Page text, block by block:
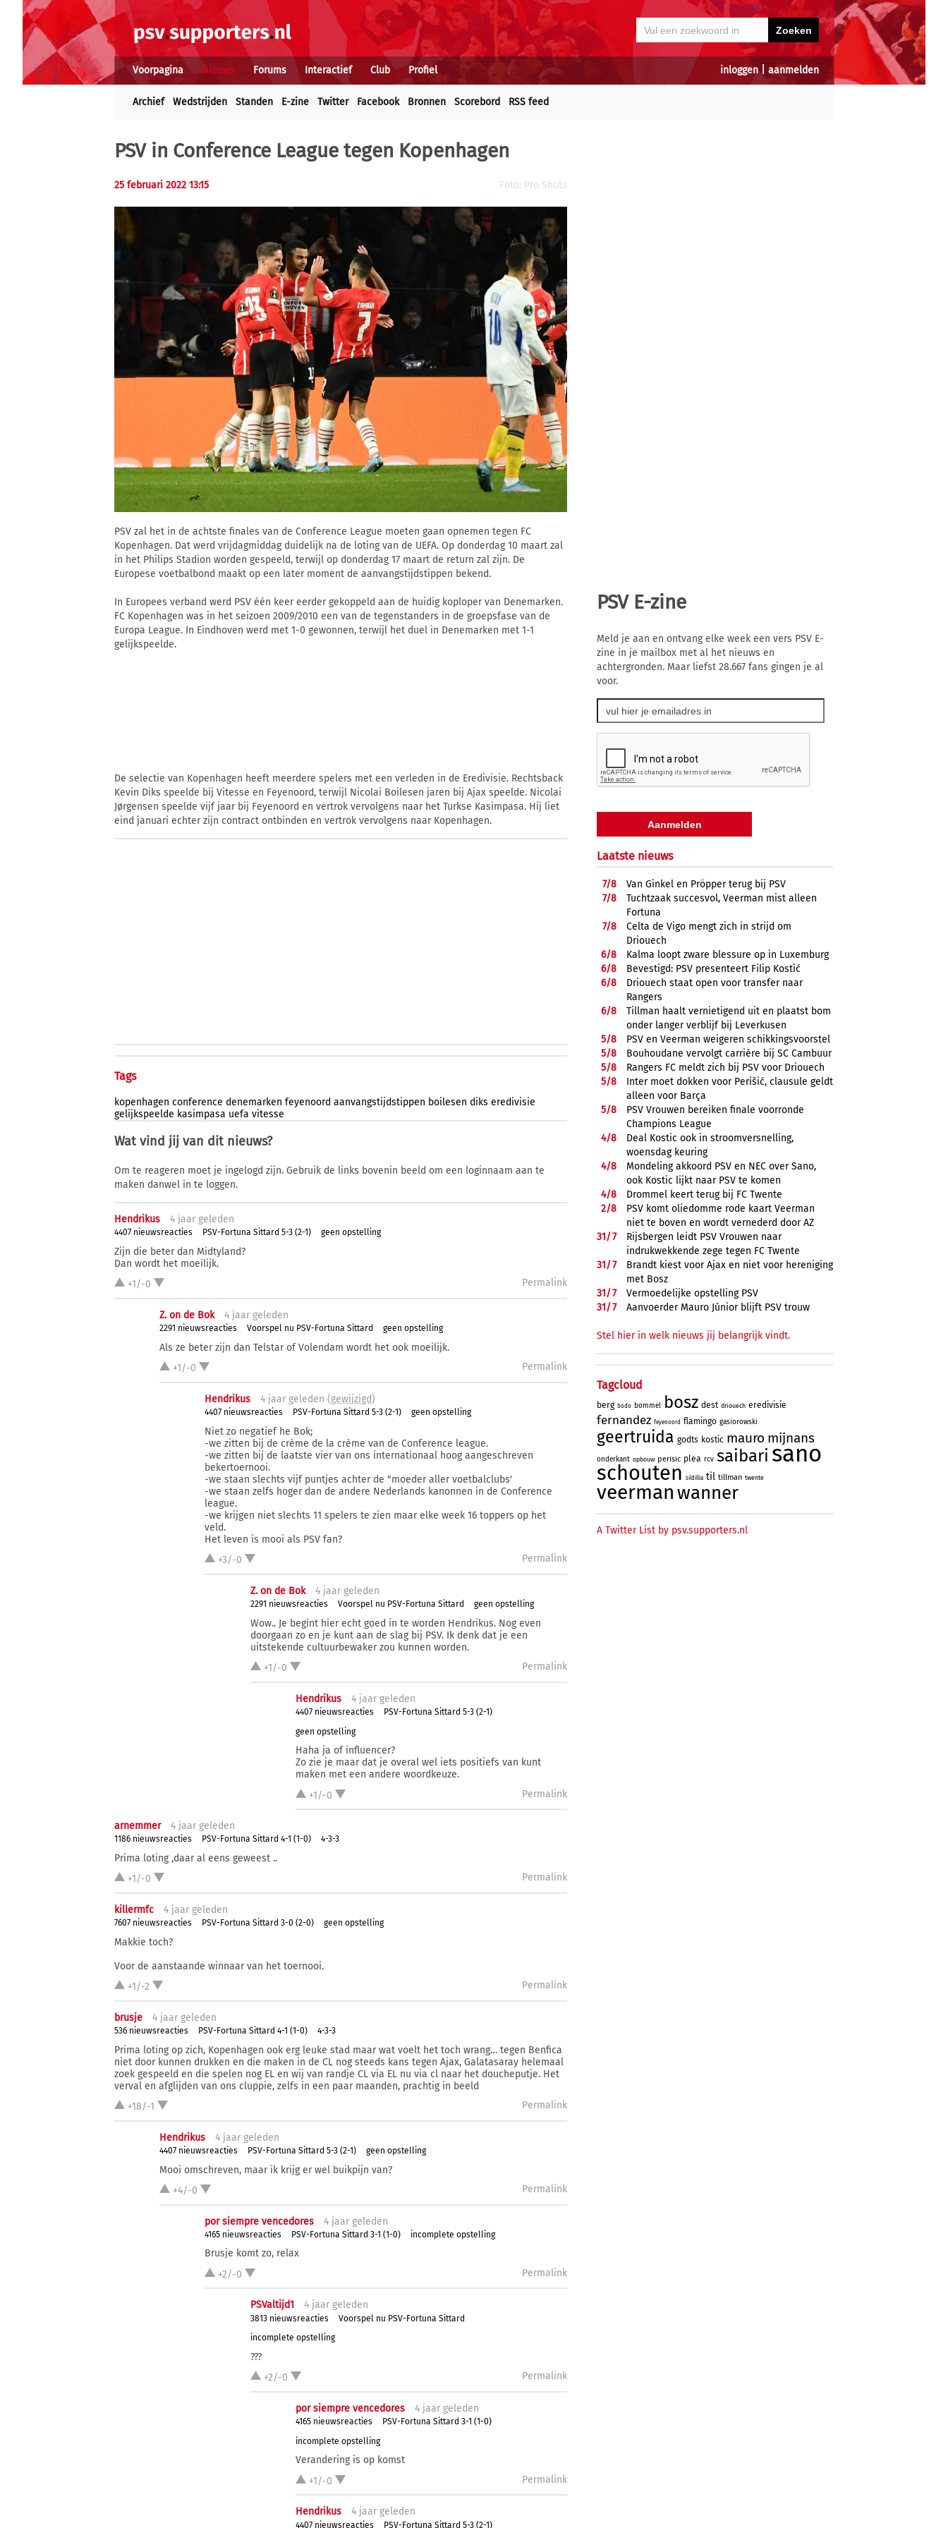
inloggen| aanmelden
Voorpagina Nieuws Forums Interactief Club Profiel
Archief Wedstrijden Standen E-zine Twitter Facebook Bronnen Scorebord RSS feed
PSV in Conference League tegen Kopenhagen
25 februari 2022 13:15 Foto: Pro Shots
PSV zal het in de achtste finales van de Conference League moeten gaan opnemen tegen FC
Kopenhagen. Dat werd vrijdagmiddag duidelijk na de loting van de UEFA. Op donderdag 10 maart zal
in het Philips Stadion worden gespeeld, terwijl op donderdag 17 maart de return zal zijn. De
Europese voetbalbond maakt op een later moment de aanvangstijdstippen bekend.
In Europees verband werd PSV één keer eerder gekoppeld aan de huidig koploper van Denemarken.
FC Kopenhagen was in het seizoen 2009/2010 een van de tegenstanders in de groepsfase van de
Europa League. In Eindhoven werd met 1-0 gewonnen, terwijl het duel in Denemarken met 1-1
gelijkspeelde.
De selectie van Kopenhagen heeft meerdere spelers met een verleden in de Eredivisie. Rechtsback
Kevin Diks speelde bij Vitesse en Feyenoord, terwijl Nicolai Boilesen jaren bij Ajax speelde. Nicolai
Jørgensen speelde vijf jaar bij Feyenoord en vertrok vervolgens naar het Turkse Kasimpasa. Hij liet
eind januari echter zijn contract ontbinden en vertrok vervolgens naar Kopenhagen.
Tags
kopenhagen conference denemarken feyenoord aanvangstijdstippen boilesen diks eredivisie
gelijkspeelde kasimpasa uefa vitesse
Wat vind jij van dit nieuws?
Om te reageren moet je ingelogd zijn. Gebruik de links bovenin beeld om een loginnaam aan te
maken danwel in te loggen.
Hendrikus 4 jaar geleden
4407 nieuwsreacties PSV-Fortuna Sittard 5-3 (2-1) geen opstelling
Zijn die beter dan Midtyland?
Dan wordt het moeilijk.
+1/-0
Permalink
Z. on de Bok 4 jaar geleden
2291 nieuwsreacties Voorspel nu PSV-Fortuna Sittard geen opstelling
Als ze beter zijn dan Telstar of Volendam wordt het ook moeilijk.
+1/-0
Permalink
Hendrikus 4 jaar geleden (gewijzigd)
4407 nieuwsreacties PSV-Fortuna Sittard 5-3 (2-1) geen opstelling
Niet zo negatief he Bok;
-we zitten bij de crème de la crème van de Conference league.
-we zitten bij de laatste vier van ons internationaal hoog aangeschreven
bekertoernooi.
-we staan slechts vijf puntjes achter de "moeder aller voetbalclubs'
-we staan zelfs hoger dan de andere Nederlands kanonnen in de Conference
league.
-we krijgen niet slechts 11 spelers te zien maar elke week 16 toppers op het
veld.
Het leven is mooi als PSV fan?
+3/-0
Permalink
Z. on de Bok 4 jaargeleden
2291 nieuwsreacties Voorspel nu PSV-Fortuna Sittard geen opstelling
Wow.. Je begint hier echt goed in te worden Hendrikus. Nog even
doorgaan zo en je kunt aan de slag bij PSV. Ik denk dat je een
uitstekende cultuurbewaker zou kunnen worden.
+1/-0
Permalink
Hendrikus 4 jaargeleden
4407 nieuwsreacties
PSV-Fortuna Sittard 5-3 (2-1)
geen opstelling
Haha ja of influencer?
Zo zie je maar dat je overal wel iets positiefs van kunt
maken met een andere woordkeuze.
+1/-0
Permalink
arnemmer 4 jaar geleden
1186 nieuwsreacties PSV-Fortuna Sittard 4-1 (1-0) 4-3-3
Prima loting ,daar al eens geweest ..
+1/-0
Permalink
killermfc 4 jaar geleden
7607 nieuwsreacties PSV-Fortuna Sittard 3-0 (2-0) geen opstelling
Makkie toch?
Voor de aanstaande winnaar van het toernooi.
+1/-2
Permalink
brusje 4 jaar geleden
536 nieuwsreacties PSV-Fortuna Sittard 4-1 (1-0) 4-3-3
Prima loting op zich, Kopenhagen ook erg leuke stad maar wat voelt het toch wrang… tegen Benfica
niet door kunnen drukken en die maken in de CL nog steeds kans tegen Ajax, Galatasaray helemaal
zoek gespeeld en die spelen nog EL en wij van randje CL via EL nu via cl naar het doucheputje. Het
verval en afglijden van ons cluppie, zelfs in een paar maanden, prachtig in beeld
+18/-1
Permalink
Hendrikus 4 jaar geleden
4407 nieuwsreacties PSV-Fortuna Sittard 5-3 (2-1) geen opstelling
Mooi omschreven, maar ik krijg er wel buikpijn van?
+4/-0
Permalink
por siempre vencedores 4 jaar geleden
4165 nieuwsreacties PSV-Fortuna Sittard 3-1 (1-0) incomplete opstelling
Brusje komt zo, relax
+2/-0
Permalink
PSValtijd1 4 jaargeleden
3813 nieuwsreacties
Voorspel nu PSV-Fortuna Sittard
incomplete opstelling
???
+2/-0
Permalink
por siempre vencedores 4 jaargeleden
4165 nieuwsreacties
PSV-Fortuna Sittard 3-1 (1-0)
incomplete opstelling
Verandering is op komst
+1/-0
Permalink
Hendrikus 4 jaargeleden
4407 nieuwsreacties PSV-Fortuna Sittard 5-3 (2-1)
PSV E-zine
Meld je aan en ontvang elke week een vers PSV E-
zine in je mailbox met al het nieuws en
achtergronden. Maar liefst 28.667 fans gingen je al
voor.
Laatste nieuws
7/8
Van Ginkel en Pröpper terug bij PSV
7/8
Tuchtzaak succesvol, Veerman mist alleen
Fortuna
7/8
Celta de Vigo mengt zich in strijd om
Driouech
6/8
Kalma loopt zware blessure op in Luxemburg
6/8
Bevestigd: PSV presenteert Filip Kostić
6/8
Driouech staat open voor transfer naar
Rangers
6/8
Tillman haalt vernietigend uit en plaatst bom
onder langer verblijf bij Leverkusen
5/8
PSV en Veerman weigeren schikkingsvoorstel
5/8
Bouhoudane vervolgt carrière bij SC Cambuur
5/8
Rangers FC meldt zich bij PSV voor Driouech
5/8
Inter moet dokken voor Perišić, clausule geldt
alleen voor Barça
5/8
PSV Vrouwen bereiken finale voorronde
Champions League
4/8
Deal Kostic ook in stroomversnelling,
woensdag keuring
4/8
Mondeling akkoord PSV en NEC over Sano,
ook Kostic lijkt naar PSV te komen
4/8
Drommel keert terug bij FC Twente
2/8
PSV komt oliedomme rode kaart Veerman
niet te boven en wordt vernederd door AZ
31/7
Rijsbergen leidt PSV Vrouwen naar
indrukwekkende zege tegen FC Twente
31/7
Brandt kiest voor Ajax en niet voor hereniging
met Bosz
31/7
Vermoedelijke opstelling PSV
31/7 Aanvoerder Mauro Júnior blijft PSV trouw
Stel hier in welk nieuws jij belangrijk vindt.
Tagcloud
berg bodo bommel bosz dest driouech eredivisie
fernandez feyenoord flamingo gasiorowski
geertruida godts kostic mauro mijnans
onderkant opbouw perisic plea rcv saibari sano
schouten sildillia til tillman twente
veermanwanner
A Twitter List by psv.supporters.nl